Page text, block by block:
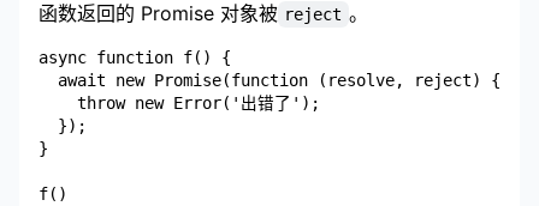
函数返回的 Promise 对象被 reject 。
async function f() {
  await new Promise(function (resolve, reject) {
    throw new Error('出错了');
  });
}
f()